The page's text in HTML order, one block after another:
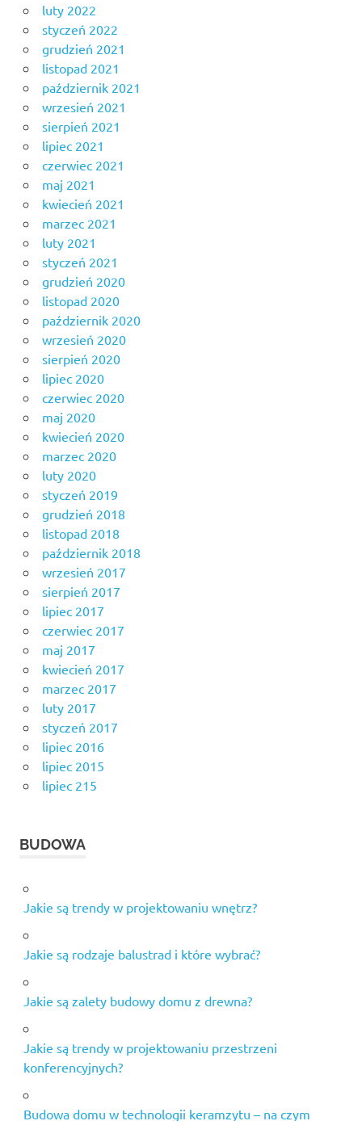
luty 2022
styczeń 2022
grudzień 2021
listopad 2021
październik 2021
wrzesień 2021
sierpień 2021
lipiec 2021
czerwiec 2021
maj 2021
kwiecień 2021
marzec 2021
luty 2021
styczeń 2021
grudzień 2020
listopad 2020
październik 2020
wrzesień 2020
sierpień 2020
lipiec 2020
czerwiec 2020
maj 2020
kwiecień 2020
marzec 2020
luty 2020
styczeń 2019
grudzień 2018
listopad 2018
październik 2018
wrzesień 2017
sierpień 2017
lipiec 2017
czerwiec 2017
maj 2017
kwiecień 2017
marzec 2017
luty 2017
styczeń 2017
lipiec 2016
lipiec 2015
lipiec 215
BUDOWA
Jakie są trendy w projektowaniu wnętrz?
Jakie są rodzaje balustrad i które wybrać?
Jakie są zalety budowy domu z drewna?
Jakie są trendy w projektowaniu przestrzeni
konferencyjnych?
Budowa domu w technologii keramzytu – na czym